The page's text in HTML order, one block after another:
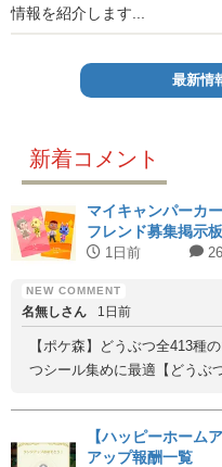
情報を紹介します...
最新情
新着コメント
マイキャンパーカ
フレンド募集掲示板
1日前
名無しさん 1日前
【ポケ森】どうぶつ全413種
つシール集めに最適【どうぶ
【ハッピーホーム
アップ報酬一覧